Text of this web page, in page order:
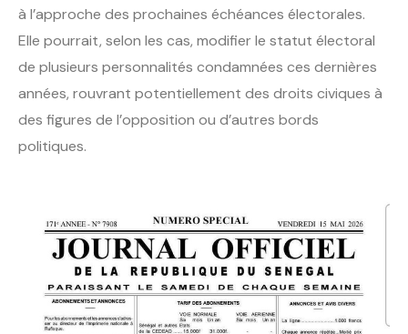
à l’approche des prochaines échéances électorales.
Elle pourrait, selon les cas, modifier le statut électoral
de plusieurs personnalités condamnées ces dernières
années, rouvrant potentiellement des droits civiques à
des figures de l’opposition ou d’autres bords
politiques.